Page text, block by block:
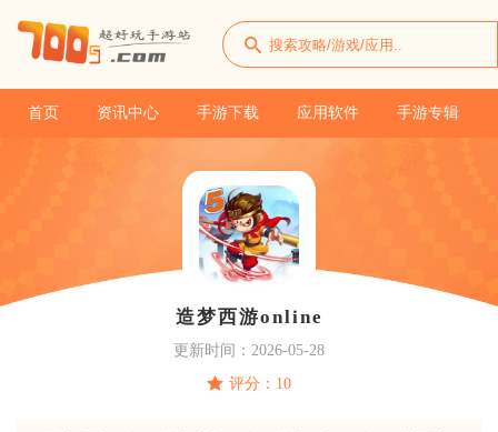
首页 资讯中心 手游下载 应用软件 手游专辑
造梦西游online
更新时间：2026-05-28
评分：10